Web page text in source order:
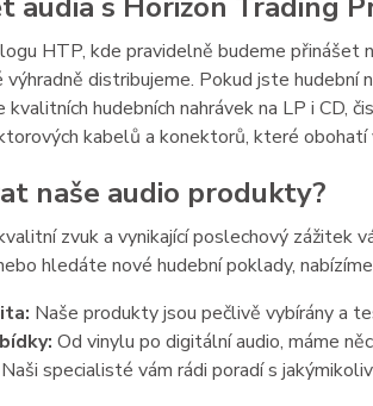
HTP, kde pravidelně budeme přinášet
distribujeme. Pokud jste hudební
kvalitních hudebních nahrávek na LP i CD,
kabelů a konektorů, které obohatí
naše audio produkty?
zvuk a vynikající poslechový zážitek
hledáte nové hudební poklady,
Naše produkty jsou pečlivě vybírány a
Od vinylu po digitální audio, máme
Naši specialisté vám rádi poradí s